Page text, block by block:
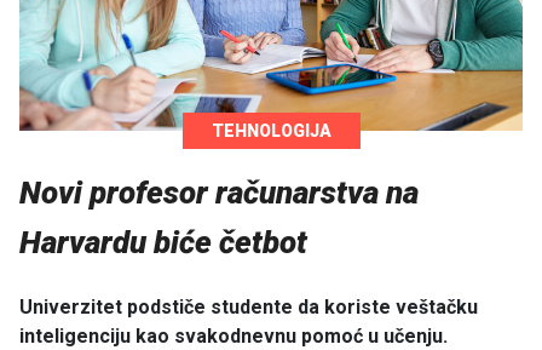
TEHNOLOGIJA
Novi profesor računarstva na
Harvardu biće četbot
Univerzitet podstiče studente da koriste veštačku
inteligenciju kao svakodnevnu pomoć u učenju.